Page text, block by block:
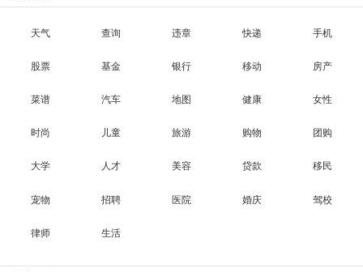
天气 查询 违章 快递 手机
股票 基金 银行 移动 房产
菜谱 汽车 地图 健康 女性
时尚 儿童 旅游 购物 团购
大学 人才 美容 贷款 移民
宠物 招聘 医院 婚庆 驾校
律师 生活